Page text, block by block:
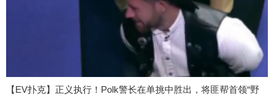
【EV扑克】正义执行！Polk警长在单挑中胜出，将匪帮首领“野